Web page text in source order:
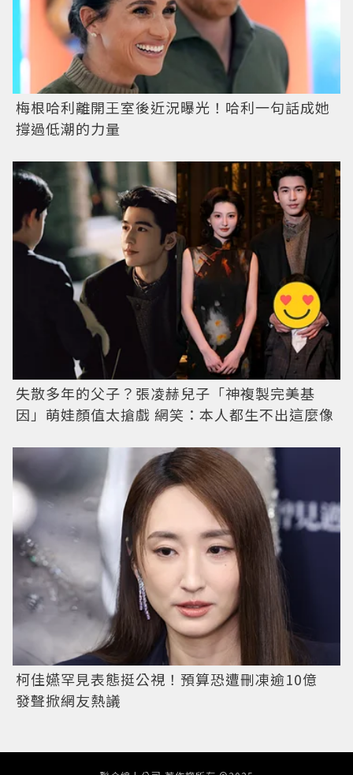
梅根哈利離開王室後近況曝光！哈利一句話成她
撐過低潮的力量
失散多年的父子？張凌赫兒子「神複製完美基
因」萌娃顏值太搶戲 網笑：本人都生不出這麼像
柯佳嬿罕見表態挺公視！預算恐遭刪凍逾10億
發聲掀網友熱議